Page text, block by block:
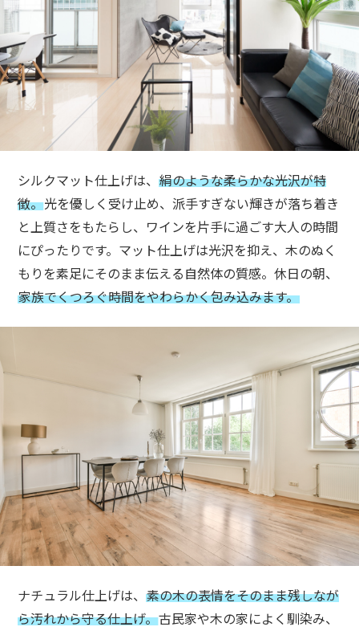
シルクマット仕上げは、絹のような柔らかな光沢が特
徴。光を優しく受け止め、派手すぎない輝きが落ち着き
と上質さをもたらし、ワインを片手に過ごす大人の時間
にぴったりです。 マット仕上げは光沢を抑え、木のぬく
もりを素足にそのまま伝える自然体の質感。休日の朝、
家族でくつろぐ時間をやわらかく包み込みます。
ナチュラル仕上げは、素の木の表情をそのまま残しなが
ら汚れから守る仕上げ。古民家や木の家によく馴染み、